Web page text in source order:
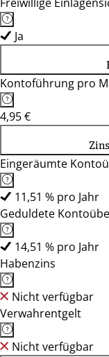
Ja
Kontoführung pro
4,95 €
Eingeräumte
11,51 % pro Jahr
Geduldete
14,51 % pro Jahr
Habenzins
Nicht verfügbar
Verwahrentgelt
Nicht verfügbar